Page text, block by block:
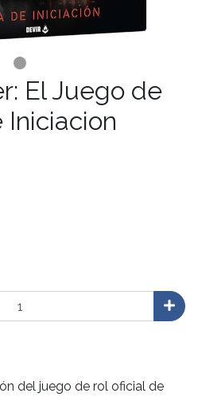
El Juego de
Iniciacion
del juego de rol oficial de